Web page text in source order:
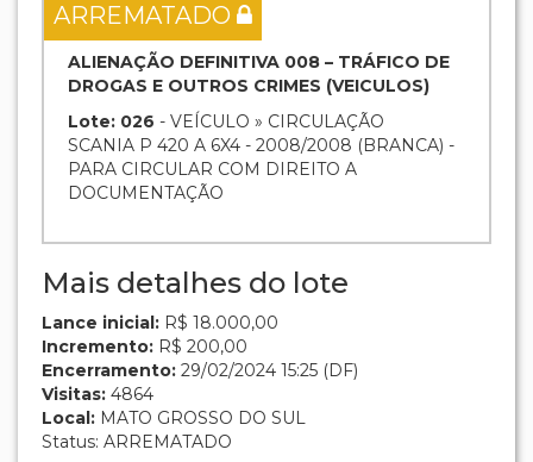
ARREMATADO
ALIENAÇÃO DEFINITIVA 008 – TRÁFICO DE
DROGAS E OUTROS CRIMES (VEICULOS)
Lote: 026 - VEÍCULO » CIRCULAÇÃO
SCANIA P 420 A 6X4 - 2008/2008 (BRANCA) -
PARA CIRCULAR COM DIREITO A
DOCUMENTAÇÃO
Mais detalhes do lote
Lance inicial: R$ 18.000,00
Incremento: R$ 200,00
Encerramento: 29/02/2024 15:25 (DF)
Visitas: 4864
Local: MATO GROSSO DO SUL
Status: ARREMATADO